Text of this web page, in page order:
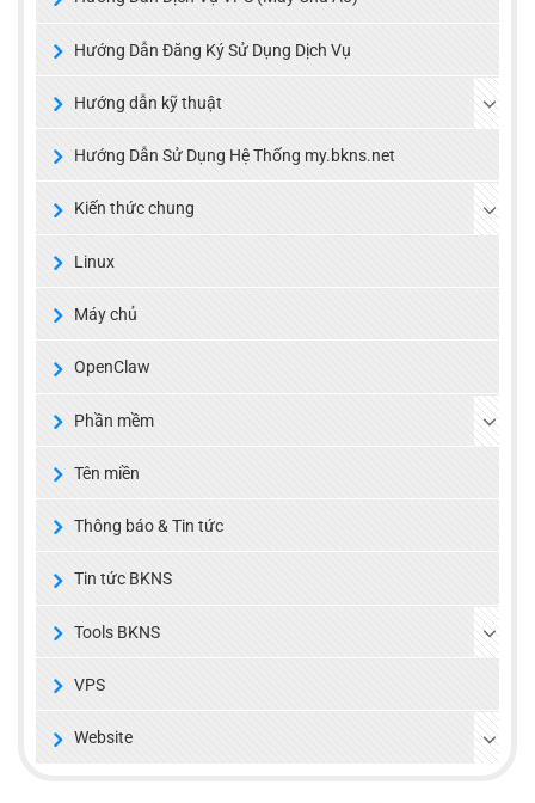
Hướng Dẫn Đăng Ký Sử Dụng Dịch Vụ
Hướng dẫn kỹ thuật
Hướng Dẫn Sử Dụng Hệ Thống my.bkns.net
Kiến thức chung
Linux
Máy chủ
OpenClaw
Phần mềm
Tên miền
Thông báo & Tin tức
Tin tức BKNS
Tools BKNS
VPS
Website